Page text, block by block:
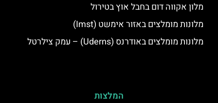
מלון אקווה דום בחבל אוץ בטירול
מלונות מומלצים באזור אימשט (Imst)
מלונות מומלצים באודרנס (Uderns) – עמק צילרטל
המלצות